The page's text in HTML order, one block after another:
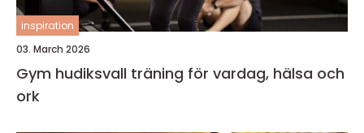
inspiration
03. March 2026
Gym hudiksvall träning för vardag, hälsa och
ork